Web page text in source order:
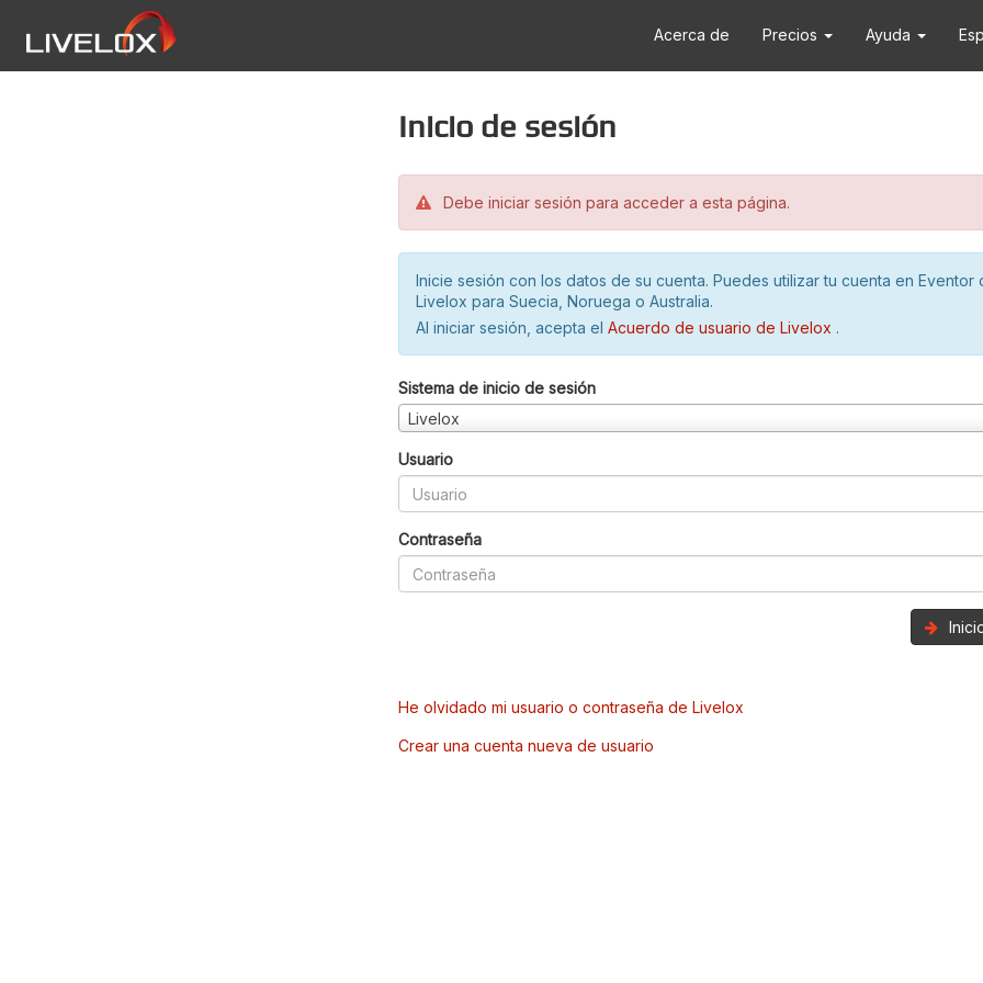
Acerca de Precios Ayuda
Inicio de sesión
Debe iniciar sesión para acceder a esta página.
Inicie sesión con los datos de su cuenta. Puedes utilizar tu cuenta en Eventor
Livelox para Suecia, Noruega o Australia.
Al iniciar sesión, acepta el Acuerdo de usuario de Livelox .
Sistema de inicio de sesión
Livelox
Usuario
Contraseña
He olvidado mi usuario o contraseña de Livelox
Crear una cuenta nueva de usuario